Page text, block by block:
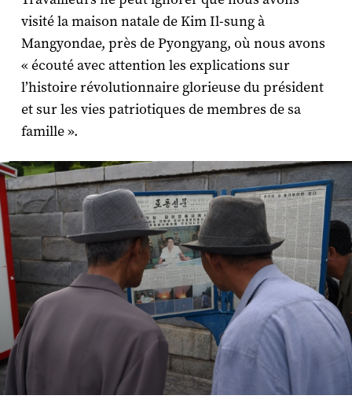
visité la maison natale de Kim Il-sung à
Mangyondae, près de Pyongyang, où nous avons
« écouté avec attention les explications sur
l’histoire révolutionnaire glorieuse du président
et sur les vies patriotiques de membres de sa
famille ».